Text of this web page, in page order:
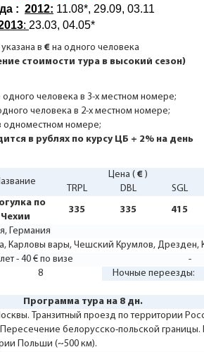
: 2012: 11.08*, 29.09, 03.11
: 23.03, 04.05*
в € на одного человека
стоимости тура в высокий сезон)
одного человека в 3-х местном номере;
человека в 2-х местном номере;
одноместном номере;
в рублях по курсу ЦБ + 2% на день
Цена ( € )
TRPL
DBL
SGL
по
Чехии
335 335
415
, Германия
, Карловы вары, Чешский Крумлов, Дрезден,
- 40 € по визе
-
8 Ночные переезды:
Программа тура на 8 дн.
Транзитный проезд по территории
белорусско-польской
Польши (~500 км).